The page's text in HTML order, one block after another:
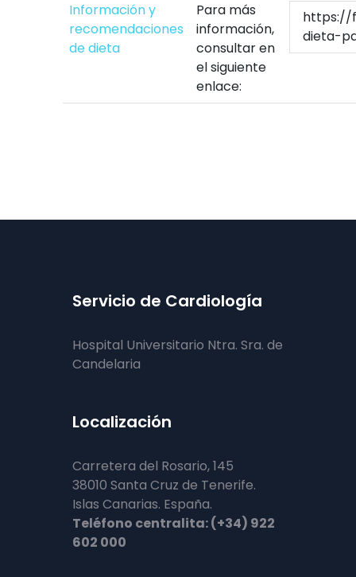
Información y
recomendaciones
de dieta
Para más
información,
consultar en
el siguiente
enlace:
https://
dieta-
Servicio de Cardiología
Hospital Universitario Ntra. Sra. de
Candelaria
Localización
Carretera del Rosario, 145
38010 Santa Cruz de Tenerife.
Islas Canarias. España.
Teléfono centralita: (+34) 922
602 000